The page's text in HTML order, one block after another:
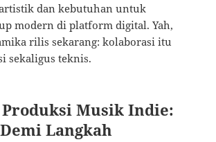
dan kebutuhan untuk
modern di platform digital. Yah,
rilis sekarang: kolaborasi itu
sekaligus teknis.
Musik Indie:
Langkah